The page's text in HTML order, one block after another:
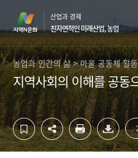
츠
영
역
바
로
가
기
영
역
바
로
가
기
산업과 경제
친자연적인 미래산업, 농업
농업과 인간의 삶 > 마을 공동체 활동
지역사회의 이해를 공동